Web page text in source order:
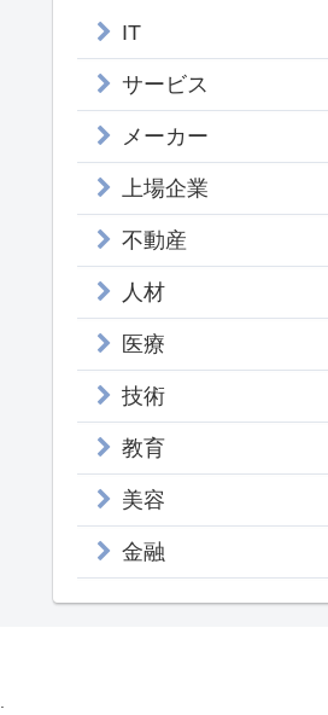
IT
サービス
メーカー
上場企業
不動産
人材
医療
技術
教育
美容
金融